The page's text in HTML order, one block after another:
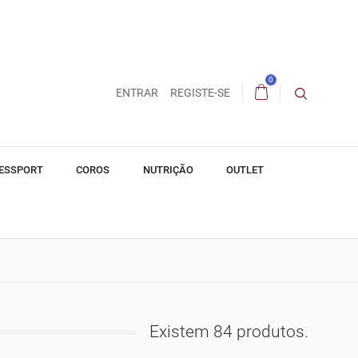
ENTRAR REGISTE-SE
0
COROS NUTRIÇÃO OUTLET
Existem 84 produtos.